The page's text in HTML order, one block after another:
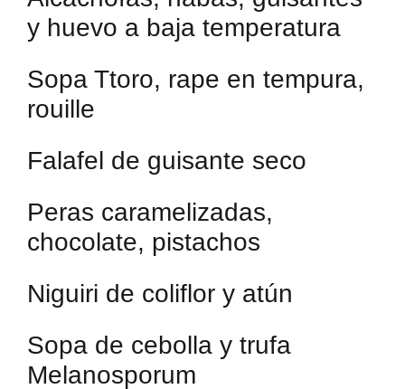
y huevo a baja temperatura
Sopa Ttoro, rape en tempura,
rouille
Falafel de guisante seco
Peras caramelizadas,
chocolate, pistachos
Niguiri de coliflor y atún
Sopa de cebolla y trufa
Melanosporum